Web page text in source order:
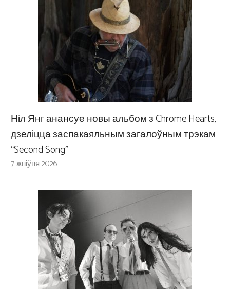
Ніл Янг анансуе новы альбом з Chrome Hearts,
дзеліцца заспакаяльным загалоўным трэкам
“Second Song”
7 жніўня 2026